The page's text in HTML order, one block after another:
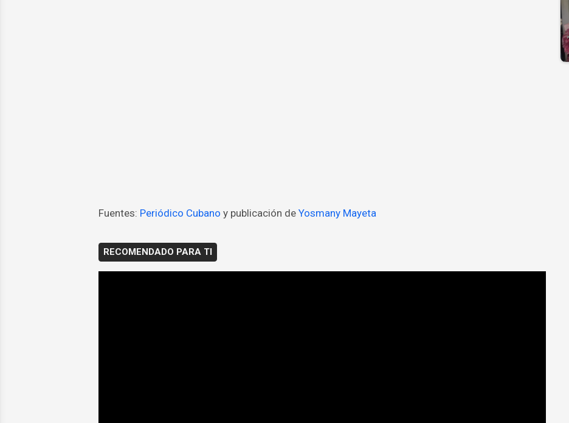
Fuentes: Periódico Cubano y publicación de Yosmany Mayeta
RECOMENDADO PARA TI